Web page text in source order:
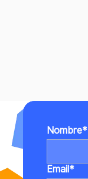
Nombre*
Email*